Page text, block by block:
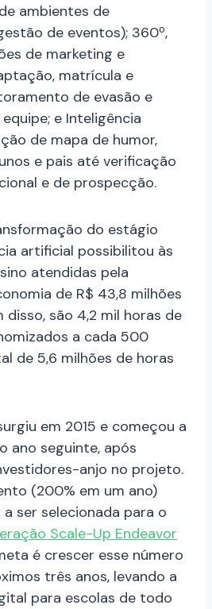
ambientes de
de eventos); 360º,
de marketing e
matrícula e
de evasão e
e Inteligência
de mapa de humor,
e pais até verificação
e de prospecção.
do estágio
artificial possibilitou às
atendidas pela
de R$ 43,8 milhões
disso, são 4,2 mil horas de
a cada 500
de 5,6 milhões de horas
em 2015 e começou a
ano seguinte, após
anjo no projeto.
(200% em um ano)
a ser selecionada para o
Scale-Up Endeavor
é crescer esse número
três anos, levando a
para escolas de todo